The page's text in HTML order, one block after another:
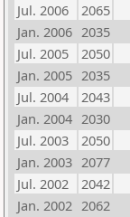
Jul. 2006
2065
Jan. 2006 2035
Jul. 2005
2050
Jan. 2005 2035
Jul. 2004
2043
Jan. 2004 2030
Jul. 2003
2050
Jan. 2003 2077
Jul. 2002
2042
Jan. 2002 2062